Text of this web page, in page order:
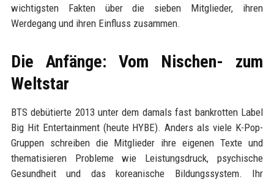
wichtigsten Fakten über die sieben Mitglieder, ihren
Werdegang und ihren Einfluss zusammen.
Die Anfänge: Vom Nischen- zum
Weltstar
BTS debütierte 2013 unter dem damals fast bankrotten Label
Big Hit Entertainment (heute HYBE). Anders als viele K-Pop-
Gruppen schreiben die Mitglieder ihre eigenen Texte und
thematisieren Probleme wie Leistungsdruck, psychische
Gesundheit und das koreanische Bildungssystem. Ihr